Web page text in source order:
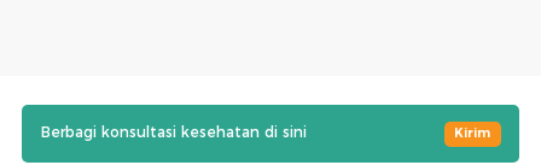
Berbagi konsultasi kesehatan di sini Kirim